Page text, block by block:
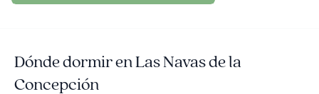
Dónde dormir en Las Navas de la
Concepción